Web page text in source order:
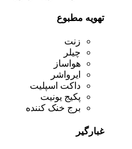
تهویه مطبوع
زنت
چیلر
هواساز
ایرواشر
داکت اسپلیت
پکیج یونیت
برج خنک کننده
غبارگیر